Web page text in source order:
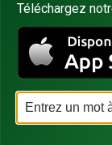
Téléchargez